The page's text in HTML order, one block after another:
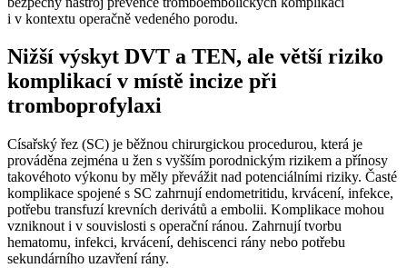
i v kontextu operačně vedeného porodu.
Nižší výskyt DVT a TEN, ale větší riziko
komplikací v místě incize při
tromboprofylaxi
Císařský řez (SC) je běžnou chirurgickou procedurou, která je
prováděna zejména u žen s vyšším porodnickým rizikem a přínosy
takovéhoto výkonu by měly převážit nad potenciálními riziky. Časté
komplikace spojené s SC zahrnují endometritidu, krvácení, infekce,
potřebu transfuzí krevních derivátů a embolii. Komplikace mohou
vzniknout i v souvislosti s operační ránou. Zahrnují tvorbu
hematomu, infekci, krvácení, dehiscenci rány nebo potřebu
sekundárního uzavření rány.